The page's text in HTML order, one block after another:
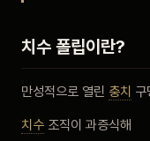
블로그
비포 애프
치수 폴립이란?
만성적으로 열린 충치 구
치수 조직이 과증식해